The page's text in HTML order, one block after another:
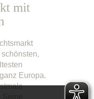
mit
Europa.